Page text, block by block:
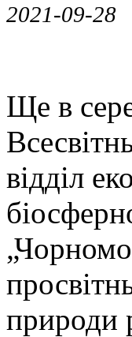
2021-09-28
Ще в
відділ
природи